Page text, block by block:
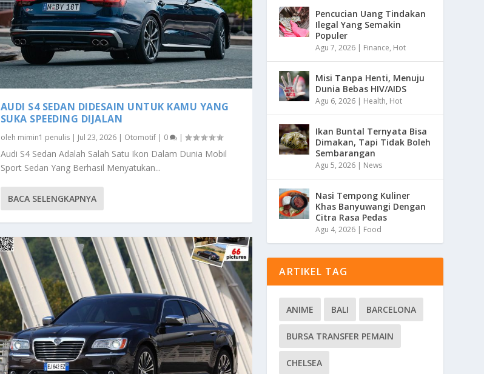
AUDI S4 SEDAN DIDESAIN UNTUK KAMU YANG
SUKA SPEEDING DIJALAN
oleh mimin1 penulis| Jul 23, 2026| Otomotif| 0 |
Audi S4 Sedan Adalah Salah Satu Ikon Dalam Dunia Mobil
Sport Sedan Yang Berhasil Menyatukan...
BACA SELENGKAPNYA
Pencucian Uang Tindakan
Ilegal Yang Semakin
Populer
Agu 7, 2026 | Finance, Hot
Misi Tanpa Henti, Menuju
Dunia Bebas HIV/AIDS
Agu 6, 2026 | Health, Hot
Ikan Buntal Ternyata Bisa
Dimakan, Tapi Tidak Boleh
Sembarangan
Agu 5, 2026 | News
Nasi Tempong Kuliner
Khas Banyuwangi Dengan
Citra Rasa Pedas
Agu 4, 2026 | Food
ARTIKEL TAG
ANIME BALI BARCELONA
BURSA TRANSFER PEMAIN
CHELSEA